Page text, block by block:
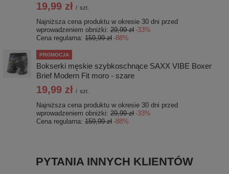
19,99 zł / szt.
Najniższa cena produktu w okresie 30 dni przed
wprowadzeniem obniżki: 29,99 zł -33%
Cena regularna: 159,99 zł -88%
PROMOCJA
Bokserki męskie szybkoschnące SAXX VIBE Boxer
Brief Modern Fit moro - szare
19,99 zł / szt.
Najniższa cena produktu w okresie 30 dni przed
wprowadzeniem obniżki: 29,99 zł -33%
Cena regularna: 159,99 zł -88%
PYTANIA INNYCH KLIENTÓW